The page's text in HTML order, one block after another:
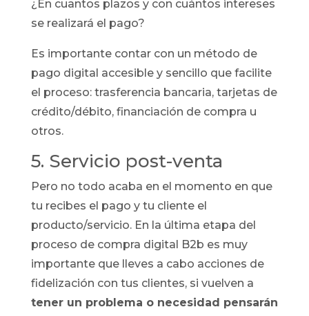
¿En cuantos plazos y con cuántos intereses
se realizará el pago?
Es importante contar con un método de
pago digital accesible y sencillo que facilite
el proceso: trasferencia bancaria, tarjetas de
crédito/débito, financiación de compra u
otros.
5. Servicio post-venta
Pero no todo acaba en el momento en que
tu recibes el pago y tu cliente el
producto/servicio. En la última etapa del
proceso de compra digital B2b es muy
importante que lleves a cabo acciones de
fidelización con tus clientes, si vuelven a
tener un problema o necesidad pensarán